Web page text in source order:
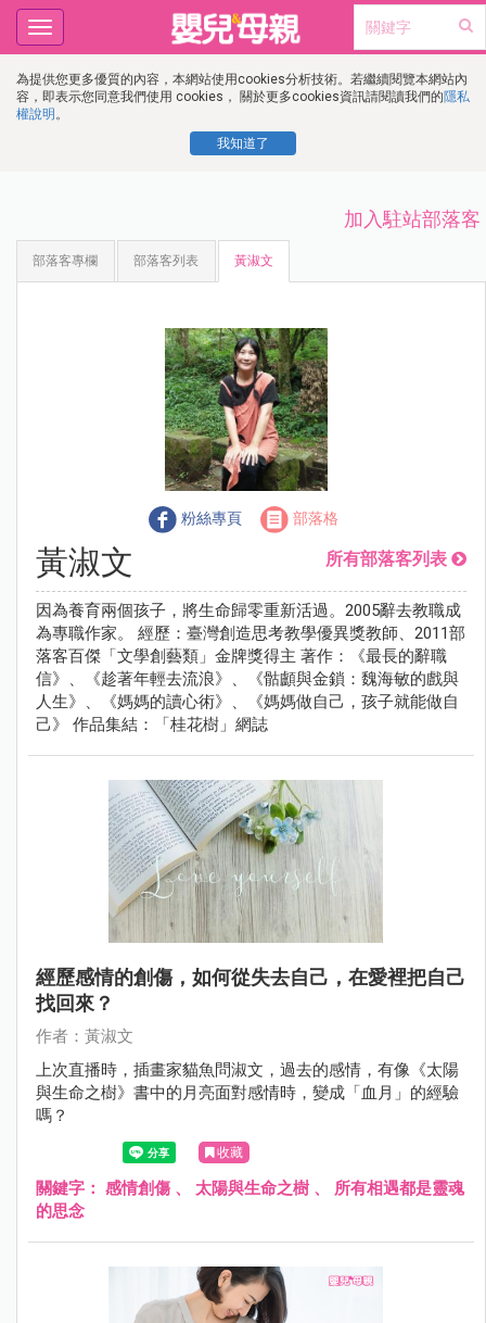
為提供您更多優質的內容，本網站使用cookies分析技術。若繼續閱覽本網站內
容，即表示您同意我們使用 cookies， 關於更多cookies資訊請閱讀我們的隱私
權說明 。
我知道了
Toggle
navigation
加入駐站部落客
部落客專欄 部落客列表 黃淑文
粉絲專頁 部落格
黃淑文 所有部落客列表
因為養育兩個孩子，將生命歸零重新活過。2005辭去教職成
為專職作家。 經歷：臺灣創造思考教學優異獎教師、2011部
落客百傑「文學創藝類」金牌獎得主 著作：《最長的辭職
信》、《趁著年輕去流浪》、《骷顱與金鎖：魏海敏的戲與
人生》、《媽媽的讀心術》、《媽媽做自己，孩子就能做自
己》 作品集結：「桂花樹」網誌
經歷感情的創傷，如何從失去自己，在愛裡把自己
找回來？
作者：黃淑文
上次直播時，插畫家貓魚問淑文，過去的感情，有像《太陽
與生命之樹》書中的月亮面對感情時，變成「血月」的經驗
嗎？
收藏
關鍵字： 感情創傷 、 太陽與生命之樹 、 所有相遇都是靈魂
的思念